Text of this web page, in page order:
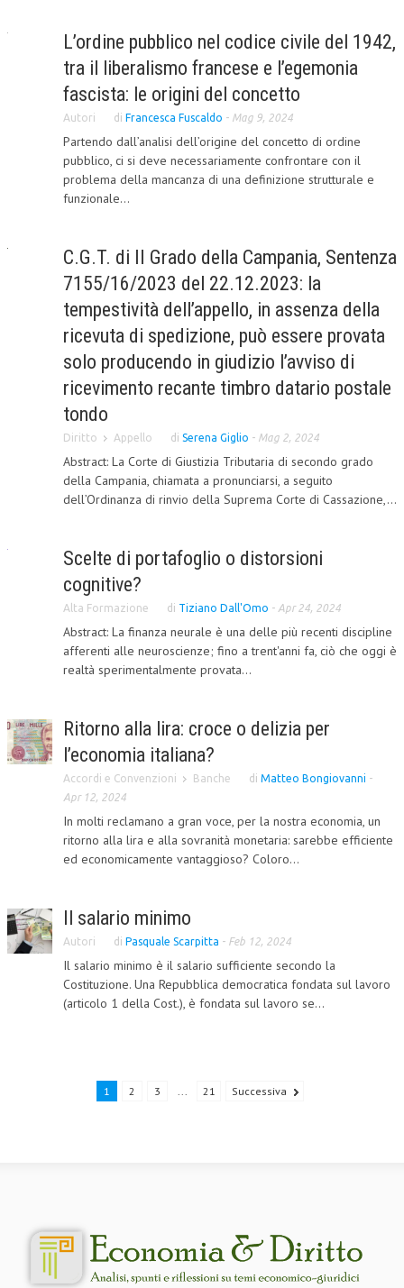
L’ordine pubblico nel codice civile del 1942,
tra il liberalismo francese e l’egemonia
fascista: le origini del concetto
Autori di Francesca Fuscaldo - Mag 9, 2024
Partendo dall’analisi dell’origine del concetto di ordine
pubblico, ci si deve necessariamente confrontare con il
problema della mancanza di una definizione strutturale e
funzionale...
C.G.T. di II Grado della Campania, Sentenza
7155/16/2023 del 22.12.2023: la
tempestività dell’appello, in assenza della
ricevuta di spedizione, può essere provata
solo producendo in giudizio l’avviso di
ricevimento recante timbro datario postale
tondo
Diritto Appello di Serena Giglio - Mag 2, 2024
Abstract: La Corte di Giustizia Tributaria di secondo grado
della Campania, chiamata a pronunciarsi, a seguito
dell’Ordinanza di rinvio della Suprema Corte di Cassazione,...
Scelte di portafoglio o distorsioni
cognitive?
Alta Formazione di Tiziano Dall'Omo - Apr 24, 2024
Abstract: La finanza neurale è una delle più recenti discipline
afferenti alle neuroscienze; fino a trent'anni fa, ciò che oggi è
realtà sperimentalmente provata...
Ritorno alla lira: croce o delizia per
l’economia italiana?
Accordi e Convenzioni Banche di Matteo Bongiovanni -
Apr 12, 2024
In molti reclamano a gran voce, per la nostra economia, un
ritorno alla lira e alla sovranità monetaria: sarebbe efficiente
ed economicamente vantaggioso? Coloro...
Il salario minimo
Autori di Pasquale Scarpitta - Feb 12, 2024
Il salario minimo è il salario sufficiente secondo la
Costituzione. Una Repubblica democratica fondata sul lavoro
(articolo 1 della Cost.), è fondata sul lavoro se...
1 2 3 ... 21 Successiva